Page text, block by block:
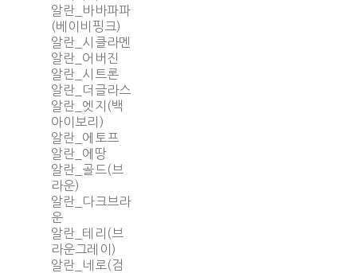
알란_바바파파
(베이비핑크)
알란_시클라멘
알란_어버진
알란_시트론
알란_더글라스
알란_엣지(백
아이보리)
알란_에토프
알란_에땅
알란_골드(브
라운)
알란_다크브라
운
알란_테리(브
라운그레이)
알란_네로(검